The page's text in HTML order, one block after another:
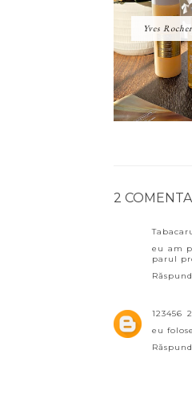
Yves
2
eu am
parul
123456
eu